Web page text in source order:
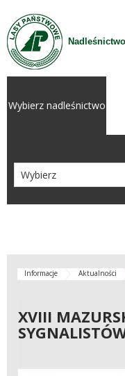
Przejdź do treści
Wybierz nadleśnictwo
Informacje Aktualności
XVIII